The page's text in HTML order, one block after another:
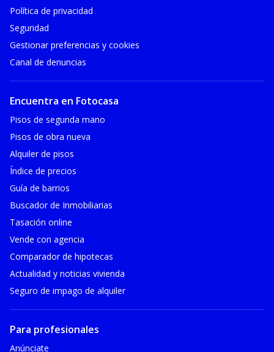
Política de privacidad
Seguridad
Gestionar preferencias y cookies
Canal de denuncias
Encuentra en Fotocasa
Pisos de segunda mano
Pisos de obra nueva
Alquiler de pisos
Índice de precios
Guía de barrios
Buscador de Inmobiliarias
Tasación online
Vende con agencia
Comparador de hipotecas
Actualidad y noticias vivienda
Seguro de impago de alquiler
Para profesionales
Anúnciate